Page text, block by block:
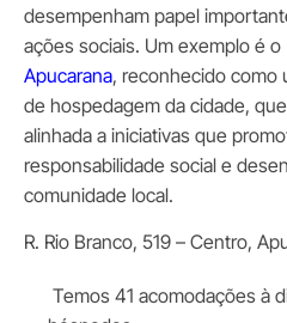
desempenham papel
ações sociais. Um exemplo é o
Apucarana, reconhecido como
de hospedagem da cidade,
alinhada a iniciativas que
responsabilidade social e
comunidade local.
R. Rio Branco, 519 – Centro,
Temos 41 acomodações à